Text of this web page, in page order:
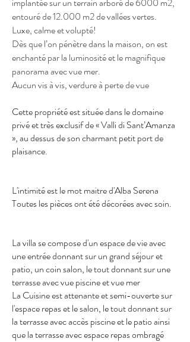
entouré de 12.000 m2 de vallées vertes.
Luxe, calme et volupté!
Dès que l’on pénètre dans la maison, on est
enchanté par la luminosité et le magnifique
panorama avec vue mer.
Aucun vis à vis, verdure à perte de vue
Cette propriété est située dans le domaine
privé et très exclusif de « Valli di Sant’Amanza
», au dessus de son charmant petit port de
plaisance.
L'intimité est le mot maitre d'Alba Serena
Toutes les pièces ont été décorées avec soin.
La villa se compose d'unespace de vie avec
une entrée donnant sur un grand séjour et
patio, un coin salon, le tout donnant sur une
terrasse avec vue piscine et vue mer
La Cuisine est attenante et semi-ouverte sur
l'espace repas et le salon, le tout donnant sur
la terrasse avec accès piscine et le patio ainsi
que la terrasse avec espace repas ombragé